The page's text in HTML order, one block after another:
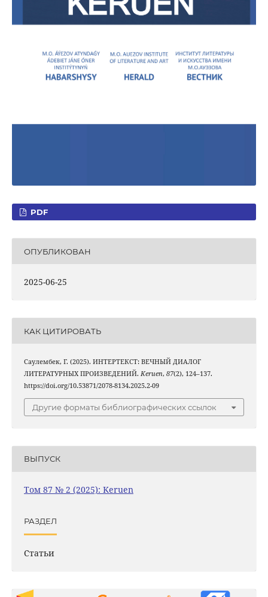
PDF
ОПУБЛИКОВАН
2025-06-25
КАК ЦИТИРОВАТЬ
Саулембек, Г. (2025). ИНТЕРТЕКСТ: ВЕЧНЫЙ ДИАЛОГ
ЛИТЕРАТУРНЫХ ПРОИЗВЕДЕНИЙ. Keruen, 87(2), 124–137.
https://doi.org/10.53871/2078-8134.2025.2-09
Другие форматы библиографических ссылок
ВЫПУСК
Том 87 № 2 (2025): Keruen
РАЗДЕЛ
Статьи